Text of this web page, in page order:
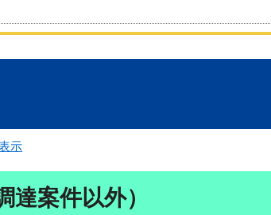
示
達案件以外）